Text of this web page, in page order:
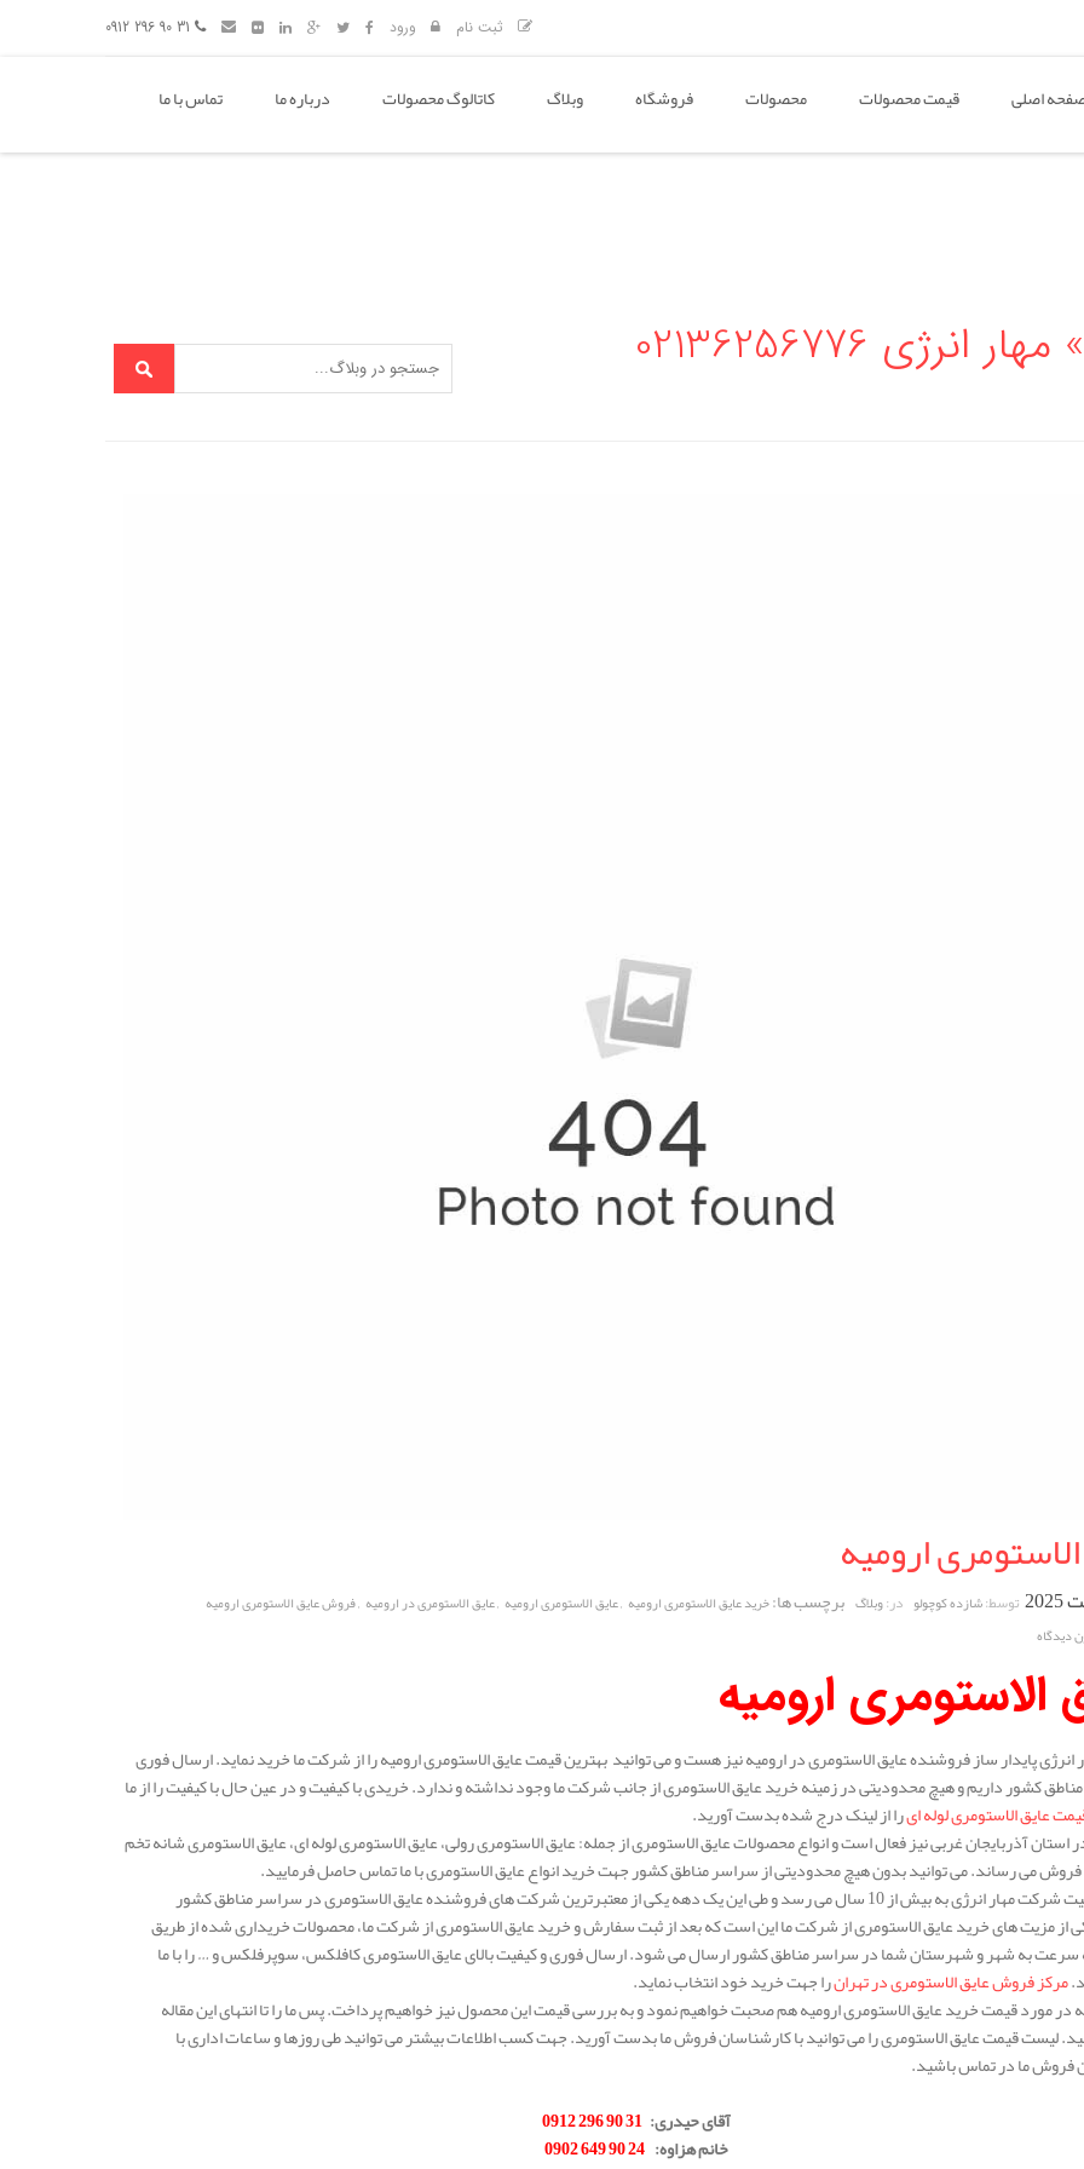
ثبت نام ورود
اصلی قیمت محصولات محصولات فروشگاه وبلاگ کاتالوگ محصولات درباره ما تماس با ما
02136256776
ارومیه
توسط:شازده کوچولو در:وبلاگ برچسب ها:خرید عایق الاستومری ارومیه ,عایق الاستومری ارومیه ,عایق الاستومری در ارومیه ,فروش عایق الاستومری ارومیه
دیدگاه
الاستومری ارومیه
پایدار ساز فروشنده عایق الاستومری در ارومیه نیز هست و می توانید بهترین قیمت عایق الاستومری ارومیه را از شرکت ما خرید نماید. ارسال فوری
کشور داریم و هیچ محدودیتی در زمینه خرید عایق الاستومری از جانب شرکت ما وجود نداشته و ندارد. خریدی با کیفیت و در عین حال با کیفیت را از ما
عایق الاستومری لوله ایرا از لینک درج شده بدست آورید.
آذربایجان غربی نیز فعال است و انواع محصولات عایق الاستومری از جمله: عایق الاستومری رولی، عایق الاستومری لوله ای، عایق الاستومری شانه تخم
فروش می رساند. می توانید بدون هیچ محدودیتی از سراسر مناطق کشور جهت خرید انواع عایق الاستومری با ما تماس حاصل فرمایید.
سابقه فعالیت شرکت مهار انرژی به بیش از 10 سال می رسد و طی این یک دهه یکی از معتبرترین شرکت های فروشنده عایق الاستومری در سراسر مناطق کشور
از مزیت های خرید عایق الاستومری از شرکت ما این است که بعد از ثبت سفارش و خرید عایق الاستومری از شرکت ما، محصولات خریداری شده از طریق
سرعت به شهر و شهرستان شما در سراسر مناطق کشور ارسال می شود. ارسال فوری و کیفیت بالای عایق الاستومری کافلکس، سوپرفلکس و … را با ما
مرکز فروش عایق الاستومری در تهرانرا جهت خرید خود انتخاب نماید.
در مورد قیمت خرید عایق الاستومری ارومیه هم صحبت خواهیم نمود و به بررسی قیمت این محصول نیز خواهیم پرداخت. پس ما را تا انتهای این مقاله
لیست قیمت عایق الاستومری را می توانید با کارشناسان فروش ما بدست آورید. جهت کسب اطلاعات بیشتر می توانید طی روزها و ساعات اداری با
فروش ما در تماس باشید.
آقای حیدری:
31 90 296 0912
خانم هزاوه:
24 90 649 0902